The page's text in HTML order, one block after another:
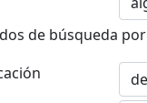
de búsqueda por